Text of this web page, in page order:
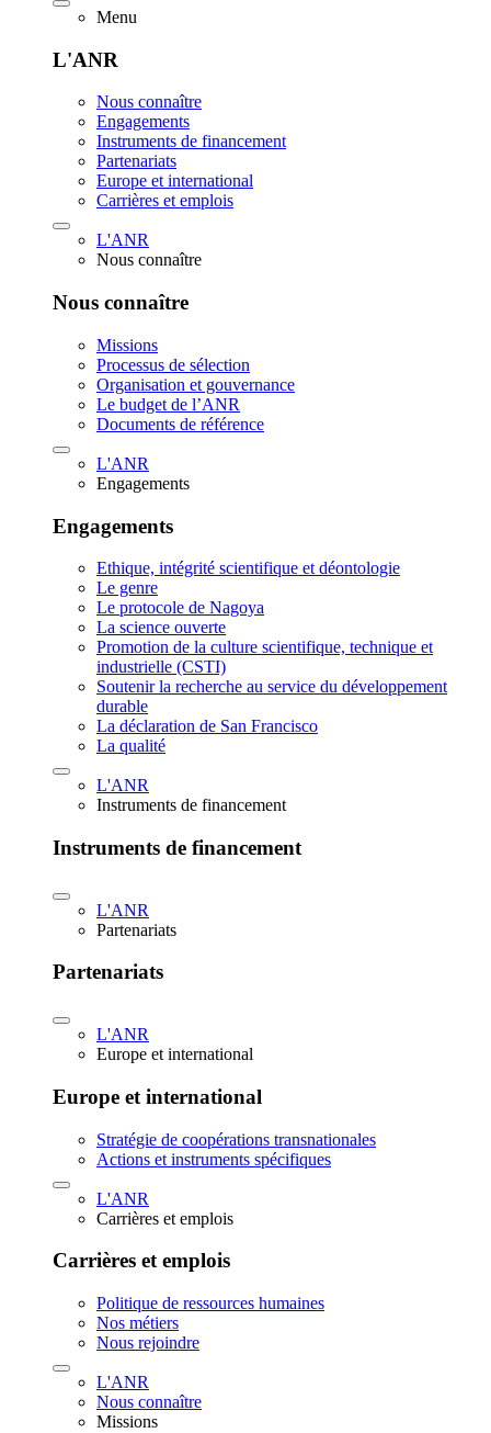
Menu
L'ANR
Nous connaître
Engagements
Instruments de financement
Partenariats
Europe et international
Carrières et emplois
L'ANR
Nous connaître
Nous connaître
Missions
Processus de sélection
Organisation et gouvernance
Le budget de l’ANR
Documents de référence
L'ANR
Engagements
Engagements
Ethique, intégrité scientifique et déontologie
Le genre
Le protocole de Nagoya
La science ouverte
Promotion de la culture scientifique, technique et
industrielle (CSTI)
Soutenir la recherche au service du développement
durable
La déclaration de San Francisco
La qualité
L'ANR
Instruments de financement
Instruments de financement
L'ANR
Partenariats
Partenariats
L'ANR
Europe et international
Europe et international
Stratégie de coopérations transnationales
Actions et instruments spécifiques
L'ANR
Carrières et emplois
Carrières et emplois
Politique de ressources humaines
Nos métiers
Nous rejoindre
L'ANR
Nous connaître
Missions